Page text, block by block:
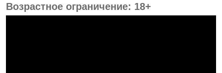
Возрастное ограничение: 18+